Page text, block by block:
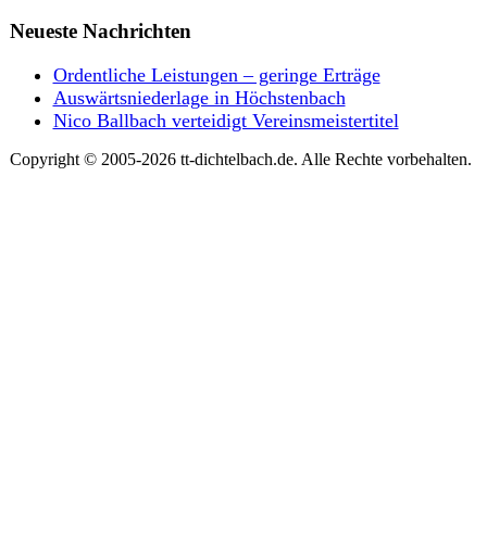
Neueste Nachrichten
Ordentliche Leistungen – geringe Erträge
Auswärtsniederlage in Höchstenbach
Nico Ballbach verteidigt Vereinsmeistertitel
Copyright © 2005-2026 tt-dichtelbach.de. Alle Rechte vorbehalten.